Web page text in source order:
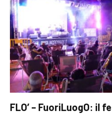
FLO’ – FuoriLuogO: il